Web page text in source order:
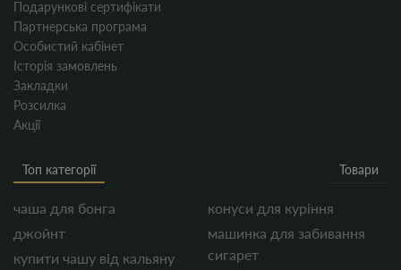
Подарункові сертифікати
Партнерська програма
Особистий кабінет
Історія замовлень
Закладки
Розсилка
Акції
Топ категорії Товари
чаша для бонга
джойнт
купити чашу від кальяну
конуси для куріння
машинка для забивання
сигарет